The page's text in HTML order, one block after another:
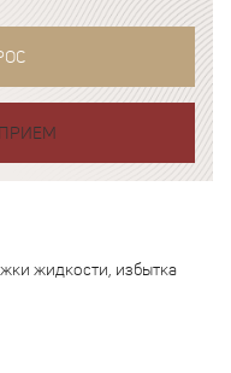
жидкости, избытка